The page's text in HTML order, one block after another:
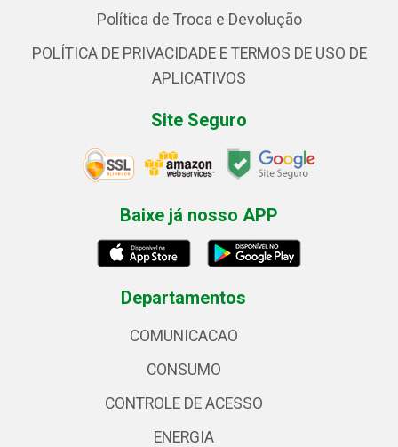
Política de Troca e Devolução
POLÍTICA DE PRIVACIDADE E TERMOS DE USO DE
APLICATIVOS
Site Seguro
Baixe já nosso APP
Departamentos
COMUNICACAO
CONSUMO
CONTROLE DE ACESSO
ENERGIA